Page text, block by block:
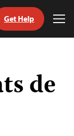
Get Help
de